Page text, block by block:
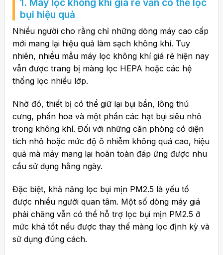
bụi hiệu quả
Nhiều người cho rằng chỉ những dòng máy cao cấp
mới mang lại hiệu quả làm sạch không khí. Tuy
nhiên, nhiều mẫu máy lọc không khí giá rẻ hiện nay
vẫn được trang bị màng lọc HEPA hoặc các hệ
thống lọc nhiều lớp.
Nhờ đó, thiết bị có thể giữ lại bụi bẩn, lông thú
cưng, phấn hoa và một phần các hạt bụi siêu nhỏ
trong không khí. Đối với những căn phòng có diện
tích nhỏ hoặc mức độ ô nhiễm không quá cao, hiệu
quả mà máy mang lại hoàn toàn đáp ứng được nhu
cầu sử dụng hằng ngày.
Đặc biệt, khả năng lọc bụi mịn PM2.5 là yếu tố
được nhiều người quan tâm. Một số dòng máy giá
phải chăng vẫn có thể hỗ trợ lọc bụi mịn PM2.5 ở
mức khá tốt nếu được thay thế màng lọc định kỳ và
sử dụng đúng cách.